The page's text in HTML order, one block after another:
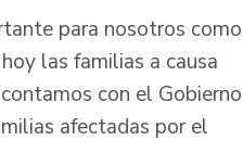
para nosotros como
las familias a causa
con el Gobierno
afectadas por el